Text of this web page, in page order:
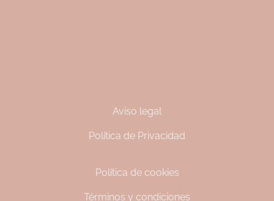
Aviso legal
Política de Privacidad
Política de cookies
Términos y condiciones